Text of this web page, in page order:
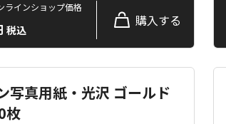
ラインショップ価格
税込
購入する
写真用紙・光沢 ゴールド
枚